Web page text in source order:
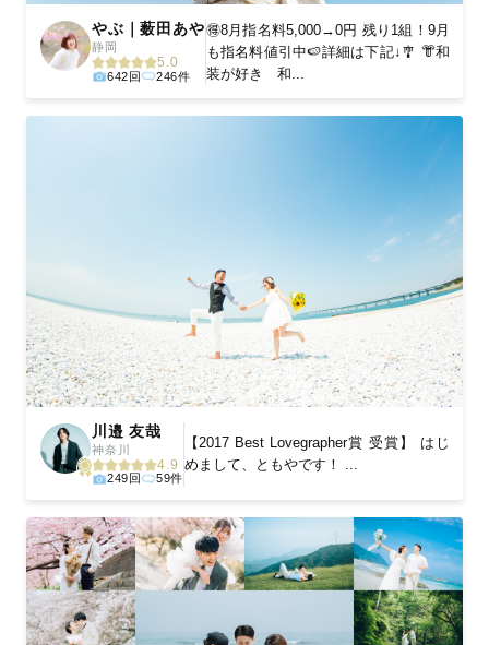
やぶ｜薮田あや
静岡
5.0
642回 246件
🉐8月指名料5,000→0円 残り1組！9月
も指名料値引中🍉詳細は下記↓🎐 👘和
装が好き 和...
川邉 友哉
神奈川
4.9
249回 59件
【2017 Best Lovegrapher賞 受賞】 はじ
めまして、ともやです！ ...